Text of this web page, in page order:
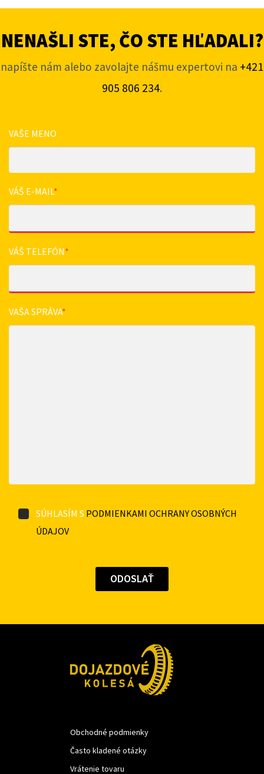
NENAŠLI STE, ČO STE HĽADALI?
napíšte nám alebo zavolajte nášmu expertovi na +421
905 806 234.
VAŠE MENO
VÁŠ E-MAIL*
VÁŠ TELEFÓN*
VAŠA SPRÁVA*
SÚHLASÍM S PODMIENKAMI OCHRANY OSOBNÝCH
ÚDAJOV
Obchodné podmienky
Často kladené otázky
Vrátenie tovaru